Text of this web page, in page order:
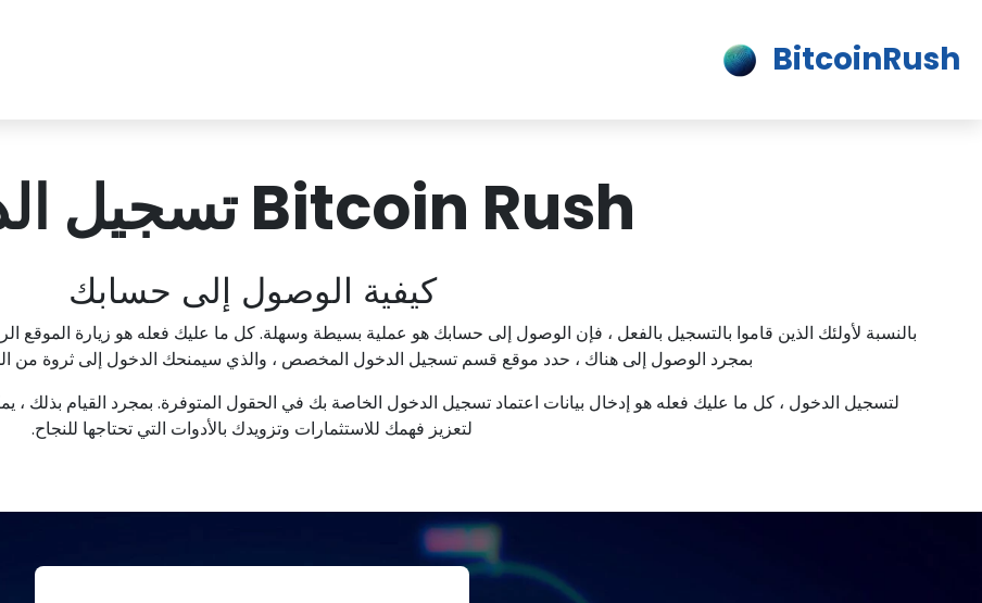
BitcoinRush
Bitcoin Rush تسجيل الدخول
كيفية الوصول إلى حسابك
بالنسبة لأولئك الذين قاموا بالتسجيل بالفعل ، فإن الوصول إلى حسابك هو عملية بسيطة وسهلة. كل ما عليك فعله هو زيارة الموقع
بمجرد الوصول إلى هناك ، حدد موقع قسم تسجيل الدخول المخصص ، والذي سيمنحك الدخول إلى ثروة من
لتسجيل الدخول ، كل ما عليك فعله هو إدخال بيانات اعتماد تسجيل الدخول الخاصة بك في الحقول المتوفرة. بمجرد القيام بذلك ،
لتعزيز فهمك للاستثمارات وتزويدك بالأدوات التي تحتاجها للنجاح.